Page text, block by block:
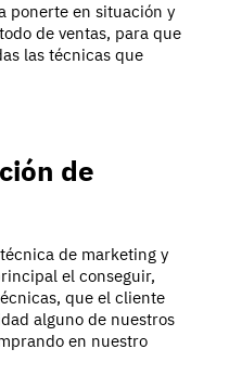
ponerte en situación y
de ventas, para que
las técnicas que
de
de marketing y
el conseguir,
que el cliente
alguno de nuestros
en nuestro